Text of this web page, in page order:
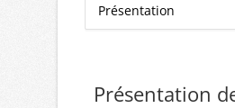
Présentation